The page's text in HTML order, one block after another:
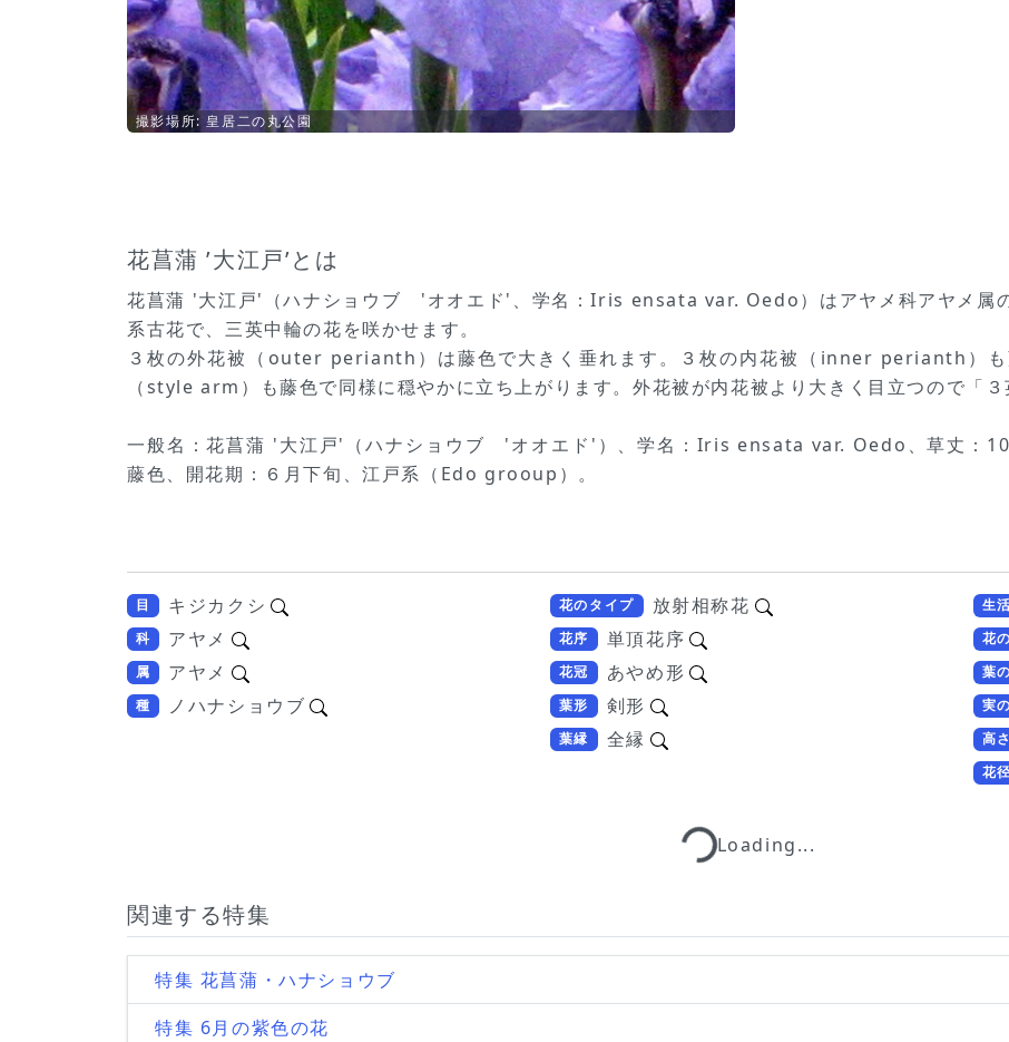
撮影場所: 皇居二の丸公園
花菖蒲 ’大江戸’とは
花菖蒲 '大江戸'（ハナショウブ 'オオエド'、学名：Iris ensata var. Oedo）はアヤメ科アヤメ属
系古花で、三英中輪の花を咲かせます。
３枚の外花被（outer perianth）は藤色で大きく垂れます。３枚の内花被（inner perianth）も
（style arm）も藤色で同様に穏やかに立ち上がります。外花被が内花被より大きく目立つので「３
一般名：花菖蒲 '大江戸'（ハナショウブ 'オオエド'）、学名：Iris ensata var. Oedo、草丈：
藤色、開花期：６月下旬、江戸系（Edo grooup）。
目 キジカクシ
科 アヤメ
属 アヤメ
種 ノハナショウブ
花のタイプ 放射相称花
花序 単頂花序
花冠 あやめ形
葉形 剣形
葉縁 全縁
生
花
葉
実
高さ
花径
Loading...Loading...
関連する特集
特集 花菖蒲・ハナショウブ
特集 6月の紫色の花